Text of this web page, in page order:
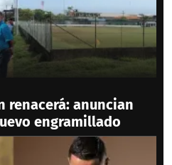
renacerá: anuncian
engramillado